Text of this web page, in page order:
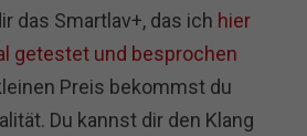
das Smartlav+, das ich hier
getestet und besprochen
Preis bekommst du
Du kannst dir den Klang